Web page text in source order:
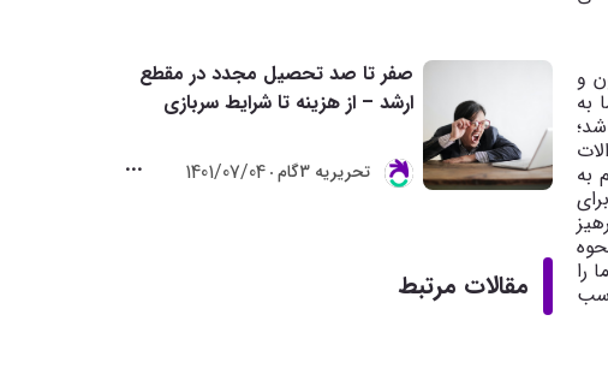
و
به
به
را
صفر تا صد تحصیل مجدد در مقطع
ارشد – از هزینه تا شرایط سربازی
تحريريه 3گام 1401/07/04
مقالات مرتبط